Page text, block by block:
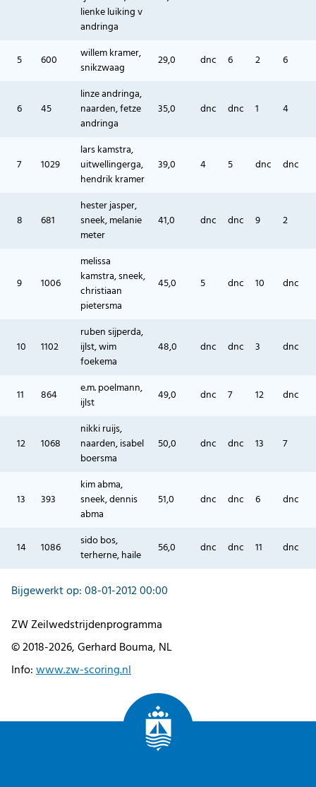
lienke luiking v
andringa
5 600
willem kramer,
snikzwaag
29,0 dnc 6 2 6
6 45
linze andringa,
naarden, fetze
andringa
35,0 dnc dnc 1 4
7 1029
lars kamstra,
uitwellingerga,
hendrik kramer
39,0 4 5 dnc dnc
8 681
hester jasper,
sneek, melanie
meter
41,0 dnc dnc 9 2
9 1006
melissa
kamstra, sneek,
christiaan
pietersma
45,0 5 dnc 10 dnc
10 1102
ruben sijperda,
ijlst, wim
foekema
48,0 dnc dnc 3 dnc
11 864
e.m. poelmann,
ijlst
49,0 dnc 7 12 dnc
12 1068
nikki ruijs,
naarden, isabel
boersma
50,0 dnc dnc 13 7
13 393
kim abma,
sneek, dennis
abma
51,0 dnc dnc 6 dnc
14 1086
sido bos,
terherne, haile
56,0 dnc dnc 11 dnc
Bijgewerkt op: 08-01-2012 00:00
ZW Zeilwedstrijdenprogramma
© 2018-2026, Gerhard Bouma, NL
Info:www.zw-scoring.nl